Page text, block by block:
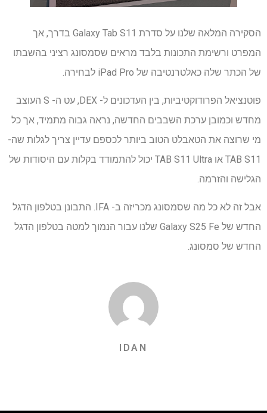
הסקירה המלאה שלנו על סדרת Galaxy Tab S11 בדרך, אך
המפרט ורשימת התכונות בלבד מראים שסמסונג רציני בהשבתו
של הכתר שלה כאלטרנטיבה של iPad Pro לבחירה.
פוטנציאל הפרודוקטיביות, בין העדכונים ל- DEX, עט ה- S העוצב
מחדש וכמובן ערכת השבבים החדשה, נראה גבוה מתמיד, אך כל
מי שרוצה את הטאבלט הטוב ביותר לכספם עדיין צריך לגלות שה-
TAB S11 או TAB S11 Ultra יכול להתמודד בקלות עם היסודות של
הגלישה והזרמה.
אבל זה לא כל מה שסמסונג מכריזה ב- IFA. התבונן בטלפון הדגל
החדש של Galaxy S25 Fe שלנו עבור הנמוך למטה בטלפון הדגל
החדש של סמסונג.
IDAN